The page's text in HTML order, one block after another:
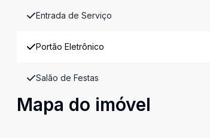
Entrada de Serviço
Portão Eletrônico
Salão de Festas
Mapa do imóvel